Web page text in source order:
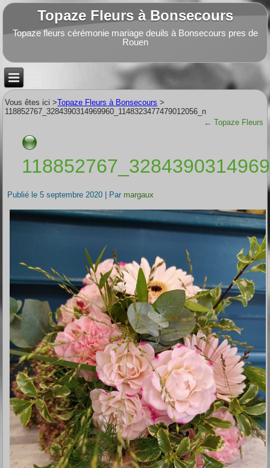
Topaze Fleurs à Bonsecours
Topaze fleurs cérémonie mariage deuils à Bonsecours pres de
Rouen
Vous êtes ici >Topaze Fleurs à Bonsecours >
118852767_3284390314969960_1148323477479012056_n
← Topaze Fleurs
Publié le 5 septembre 2020 Par margaux